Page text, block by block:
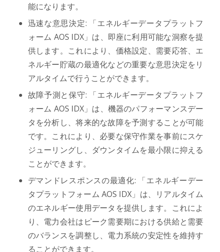
能になります。
迅速な意思決定: 「エネルギーデータプラットフ
ォーム AOS IDX」は、即座に利用可能な洞察を提
供します。これにより、価格設定、需要応答、エ
ネルギー貯蔵の最適化などの重要な意思決定をリ
アルタイムで行うことができます。
故障予測と保守: 「エネルギーデータプラットフ
ォーム AOS IDX」は、機器のパフォーマンスデー
タを分析し、将来的な故障を予測することが可能
です。これにより、必要な保守作業を事前にスケ
ジューリングし、ダウンタイムを最小限に抑える
ことができます。
デマンドレスポンスの最適化: 「エネルギーデー
タプラットフォーム AOS IDX」は、リアルタイム
のエネルギー使用データを提供します。これによ
り、電力会社はピーク需要期における供給と需要
のバランスを調整し、電力系統の安定性を維持す
ることができます。